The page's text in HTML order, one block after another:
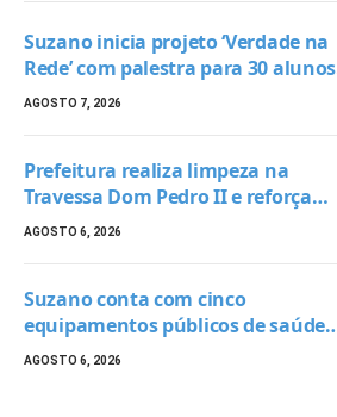
Suzano inicia projeto ‘Verdade na
Rede’ com palestra para 30 alunos
em escola da Fazenda Aya
AGOSTO 7, 2026
Prefeitura realiza limpeza na
Travessa Dom Pedro II e reforça
ações de conservação urbana
AGOSTO 6, 2026
Suzano conta com cinco
equipamentos públicos de saúde
para atendimentos em
AGOSTO 6, 2026